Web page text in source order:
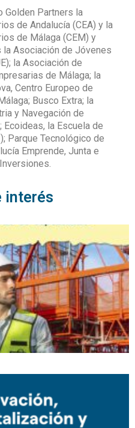
Golden Partners la
de Andalucía (CEA) y la
de Málaga (CEM) y
Asociación de Jóvenes
la Asociación de
de Málaga; la
Centro Europeo de
Busco Extra; la
y Navegación de
Ecoideas, la Escuela de
Parque Tecnológico de
Emprende, Junta e
interés